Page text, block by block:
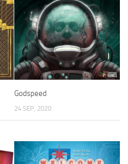
Godspeed
24 SEP, 2020